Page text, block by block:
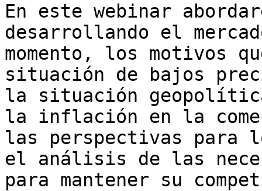
En este webinar
desarrollando el
momento, los motivos
situación de bajos
la situación
la inflación en la
las perspectivas para
el análisis de las
para mantener su